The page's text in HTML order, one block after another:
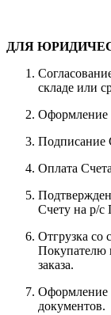
ДЛЯ
складе или
Оформление
Подписание
Оплата
Счету на р/с
Отгрузка со
Покупателю
заказа.
Оформление
документов.